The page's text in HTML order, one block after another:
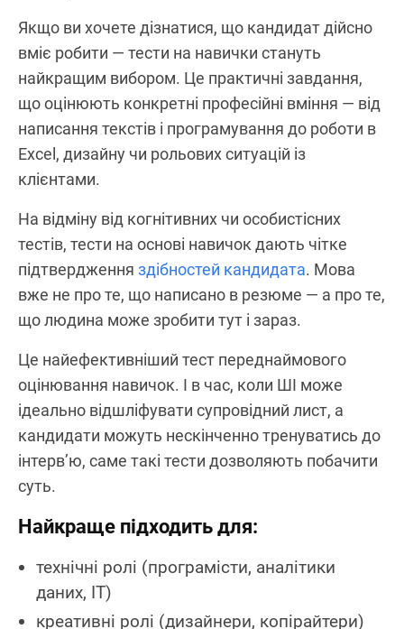
Якщо ви хочете дізнатися, що кандидат дійсно
вміє робити — тести на навички стануть
найкращим вибором. Це практичні завдання,
що оцінюють конкретні професійні вміння — від
написання текстів і програмування до роботи в
Excel, дизайну чи рольових ситуацій із
клієнтами.
На відміну від когнітивних чи особистісних
тестів, тести на основі навичок дають чітке
підтвердження здібностей кандидата. Мова
вже не про те, що написано в резюме — а про те,
що людина може зробити тут і зараз.
Це найефективніший тест переднаймового
оцінювання навичок. І в час, коли ШІ може
ідеально відшліфувати супровідний лист, а
кандидати можуть нескінченно тренуватись до
інтерв’ю, саме такі тести дозволяють побачити
суть.
Найкраще підходить для:
технічні ролі (програмісти, аналітики
даних, IT)
креативні ролі (дизайнери, копірайтери)